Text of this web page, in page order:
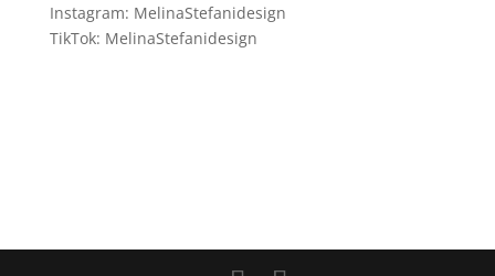
Instagram: MelinaStefanidesign
TikTok: MelinaStefanidesign